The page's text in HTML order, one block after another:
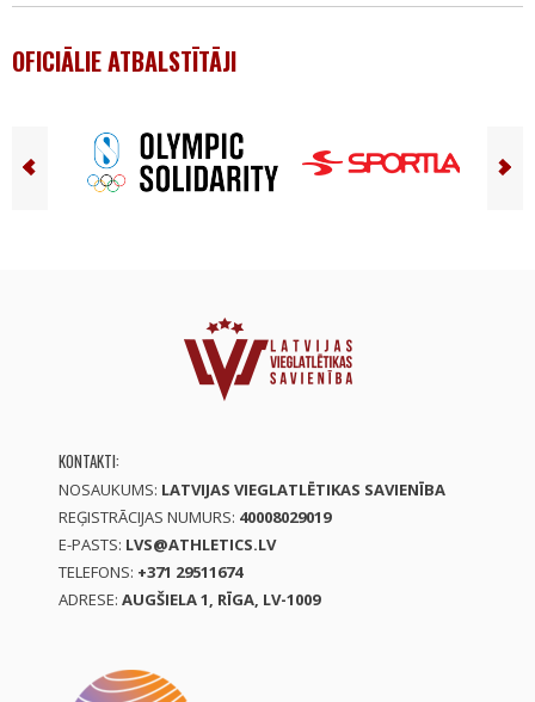
OFICIĀLIE ATBALSTĪTĀJI
KONTAKTI:
NOSAUKUMS: LATVIJAS VIEGLATLĒTIKAS SAVIENĪBA
REĢISTRĀCIJAS NUMURS: 40008029019
E-PASTS: LVS@ATHLETICS.LV
TELEFONS: +371 29511674
ADRESE: AUGŠIELA 1, RĪGA, LV-1009